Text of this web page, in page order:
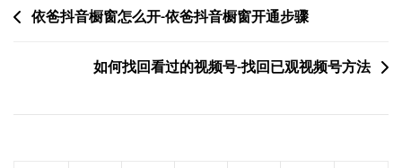
文依爸抖音橱窗怎么开-依爸抖音橱窗开通步骤
如何找回看过的视频号-找回已观视频号方法